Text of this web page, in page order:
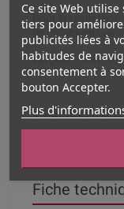
Pour la
de colliers en cuir.
Largeur : 3mm.
ORIGINE
Fiche
Ce site Web utilise
tiers pour
publicités liées à
habitudes de
consentement à
bouton Accepter.
Plus